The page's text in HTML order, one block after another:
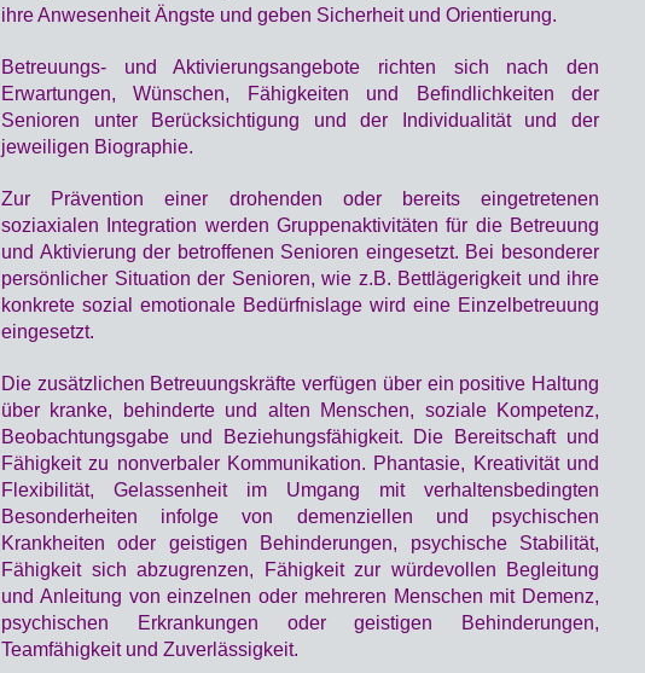
ihre Anwesenheit Ängste und geben Sicherheit und Orientierung.
Betreuungs- und Aktivierungsangebote richten sich nach den
Erwartungen, Wünschen, Fähigkeiten und Befindlichkeiten der
Senioren unter Berücksichtigung und der Individualität und der
jeweiligen Biographie.
Zur Prävention einer drohenden oder bereits eingetretenen
soziaxialen Integration werden Gruppenaktivitäten für die Betreuung
und Aktivierung der betroffenen Senioren eingesetzt. Bei besonderer
persönlicher Situation der Senioren, wie z.B. Bettlägerigkeit und ihre
konkrete sozial emotionale Bedürfnislage wird eine Einzelbetreuung
eingesetzt.
Die zusätzlichen Betreuungskräfte verfügen über ein positive Haltung
über kranke, behinderte und alten Menschen, soziale Kompetenz,
Beobachtungsgabe und Beziehungsfähigkeit. Die Bereitschaft und
Fähigkeit zu nonverbaler Kommunikation. Phantasie, Kreativität und
Flexibilität, Gelassenheit im Umgang mit verhaltensbedingten
Besonderheiten infolge von demenziellen und psychischen
Krankheiten oder geistigen Behinderungen, psychische Stabilität,
Fähigkeit sich abzugrenzen, Fähigkeit zur würdevollen Begleitung
und Anleitung von einzelnen oder mehreren Menschen mit Demenz,
psychischen Erkrankungen oder geistigen Behinderungen,
Teamfähigkeit und Zuverlässigkeit.